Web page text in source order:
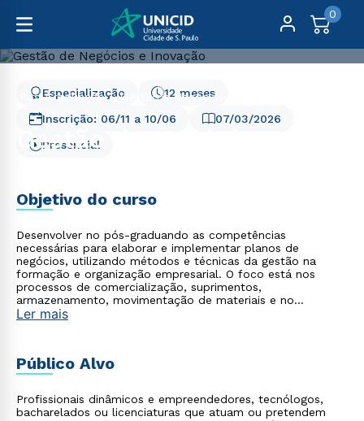
0
Pós-Graduação
Gestão e Negócios
Gestão de Negócios e Inovação
Gestão de Negócios e
07/03/2026
12 meses
Especialização
Presencial
Inscrição: 06/11 a 10/06
Objetivo do curso
Desenvolver no pós-graduando as competências
necessárias para elaborar e implementar planos de
negócios, utilizando métodos e técnicas da gestão na
formação e organização empresarial. O foco está nos
processos de comercialização, suprimentos,
armazenamento, movimentação de materiais e no
gerenciamento de recursos financeiros e humanos.
Ler mais
Público Alvo
Profissionais dinâmicos e empreendedores, tecnólogos,
bacharelados ou licenciaturas que atuam ou pretendem